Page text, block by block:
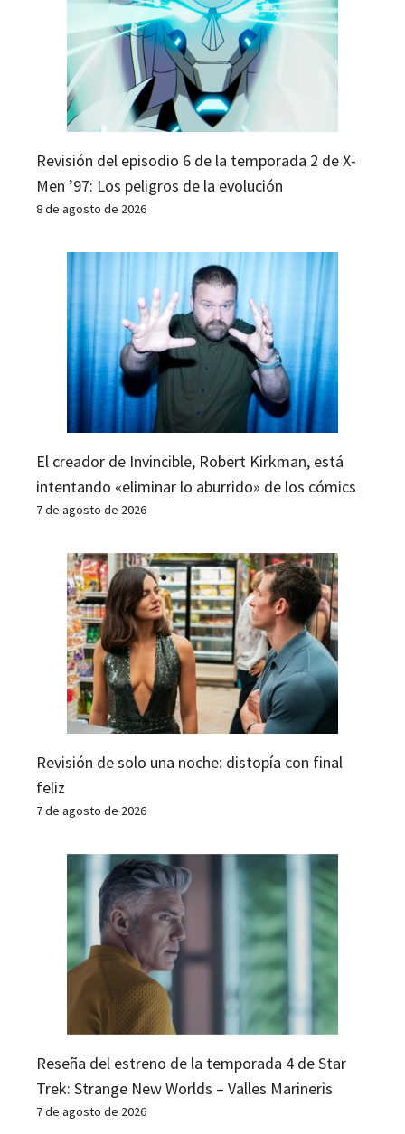
Revisión del episodio 6 de la temporada 2 de X-
Men ’97: Los peligros de la evolución
8 de agosto de 2026
El creador de Invincible, Robert Kirkman, está
intentando «eliminar lo aburrido» de los cómics
7 de agosto de 2026
Revisión de solo una noche: distopía con final
feliz
7 de agosto de 2026
Reseña del estreno de la temporada 4 de Star
Trek: Strange New Worlds – Valles Marineris
7 de agosto de 2026